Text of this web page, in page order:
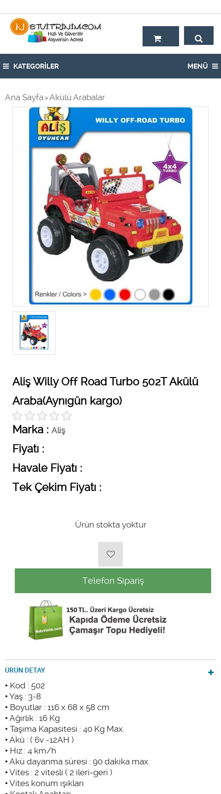
KATEGORİLER MENÜ
Ana Sayfa > Akülü Arabalar
Aliş Willy Off Road Turbo 502T Akülü
Araba(Aynıgün kargo)
Marka : Aliş
Fiyatı :
Havale Fiyatı :
Tek Çekim Fiyatı :
Ürün stokta yoktur
Telefon Sipariş
ÜRÜN DETAY
• Kod : 502
• Yaş : 3-8
• Boyutlar : 116 x 68 x 58 cm
• Ağırlık : 16 Kg
• Taşıma Kapasitesi : 40 Kg Max.
• Akü : ( 6v -12AH )
• Hız : 4 km/h
• Akü dayanma süresi : 90 dakika max.
• Vites : 2 vitesli ( 2 ileri-geri )
• Vites konum ışıkları